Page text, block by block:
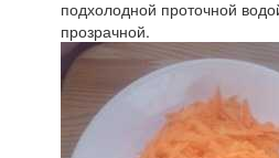
подхолодной проточной
прозрачной.